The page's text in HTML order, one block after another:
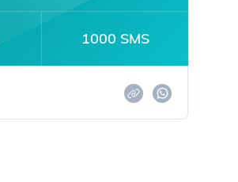
1000 SMS